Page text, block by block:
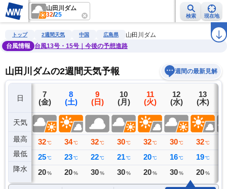
山田川ダム
32/25 検索 現在地
雨雲レーダー 台風情報 地震情報 警報・注意報 ラ
トップ 2週間天気 中国 広島県
山田川ダム
台風情報
台風13号・15号｜今後の予想進路
山田川ダムの2週間天気予報 週間の最新見解
日
天気
最高
最低
降水
6
(木)
34 ℃
22 ℃
0 ミリ
7
(金)
32 ℃
25 ℃
20 %
8
(土)
34 ℃
23 ℃
20 %
9
(日)
32 ℃
22 ℃
30 %
10
(月)
30 ℃
21 ℃
30 %
11
(火)
32 ℃
20 ℃
20 %
12
(水)
30 ℃
16 ℃
30 %
13
(木)
32 ℃
19 ℃
20 %